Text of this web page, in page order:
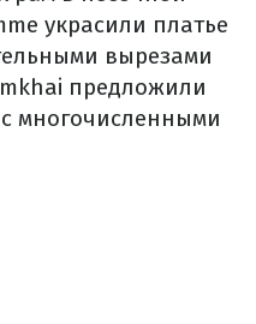
украсили платье
вырезами
предложили
многочисленными